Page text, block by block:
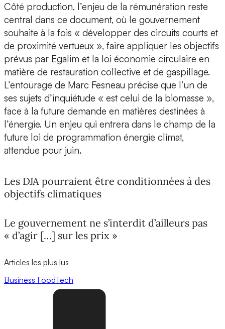
Côté production, l’enjeu de la rémunération reste
central dans ce document, où le gouvernement
souhaite à la fois « développer des circuits courts et
de proximité vertueux », faire appliquer les objectifs
prévus par Egalim et la loi économie circulaire en
matière de restauration collective et de gaspillage.
L’entourage de Marc Fesneau précise que l’un de
ses sujets d’inquiétude « est celui de la biomasse »,
face à la future demande en matières destinées à
l’énergie. Un enjeu qui entrera dans le champ de la
future loi de programmation énergie climat,
attendue pour juin.
Les DJA pourraient être conditionnées à des
objectifs climatiques
Le gouvernement ne s’interdit d’ailleurs pas
« d’agir […] sur les prix »
Articles les plus lus
Business FoodTech